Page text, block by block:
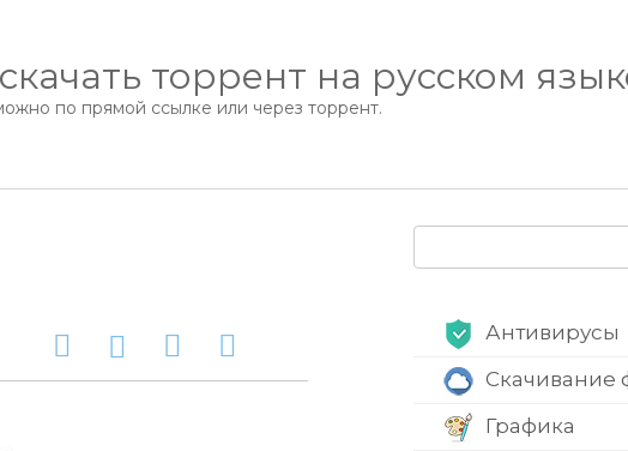
торрент на русском
по прямой ссылке или через торрент.
Антивирусы
Скачивание
Графика